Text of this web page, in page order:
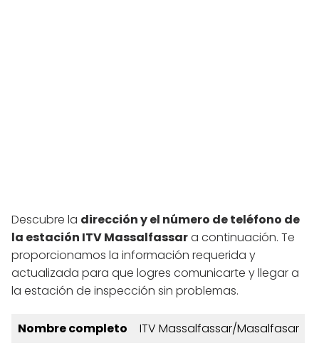
Descubre la dirección y el número de teléfono de
la estación ITV Massalfassara continuación. Te
proporcionamos la información requerida y
actualizada para que logres comunicarte y llegar a
la estación de inspección sin problemas.
Nombre completo
ITV Massalfassar/Masalfasar